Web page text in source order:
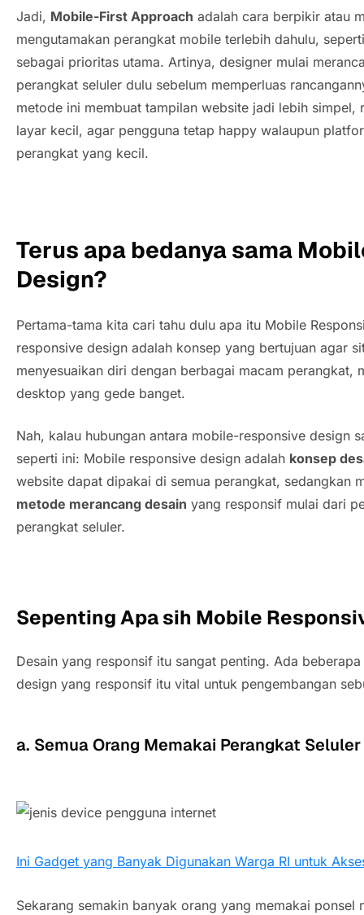
Jadi, Mobile-First Approach adalah cara berpikir atau
mengutamakan perangkat mobile terlebih dahulu,
sebagai prioritas utama. Artinya, designer mulai
perangkat seluler dulu sebelum memperluas
metode ini membuat tampilan website jadi lebih simpel,
layar kecil, agar pengguna tetap happy walaupun
perangkat yang kecil.
Terus apa bedanya sama
Design?
Pertama-tama kita cari tahu dulu apa itu Mobile
responsive design adalah konsep yang bertujuan agar
menyesuaikan diri dengan berbagai macam perangkat,
desktop yang gede banget.
Nah, kalau hubungan antara mobile-responsive design
seperti ini: Mobile responsive design adalah konsep
website dapat dipakai di semua perangkat, sedangkan
metode merancang desain yang responsif mulai dari
perangkat seluler.
Sepenting Apa sih Mobile
Desain yang responsif itu sangat penting. Ada
design yang responsif itu vital untuk pengembangan
a. Semua Orang Memakai Perangkat Seluler
Ini Gadget yang Banyak Digunakan Warga RI untuk
Sekarang semakin banyak orang yang memakai ponsel